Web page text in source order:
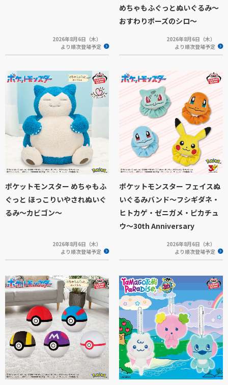
2026年8月6日（木）
より順次登場予定
めちゃもふぐっとぬいぐるみ～
おすわりポーズのシロ～
2026年8月6日（木）
より順次登場予定
ポケットモンスター めちゃもふ
ぐっと ほっこりいやされぬいぐ
るみ～カビゴン～
2026年8月6日（木）
より順次登場予定
ポケットモンスター フェイスぬ
いぐるみバンド～フシギダネ・
ヒトカゲ・ゼニガメ・ピカチュ
ウ～30th Anniversary
2026年8月6日（木）
より順次登場予定